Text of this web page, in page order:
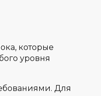
которые
уровня
Для